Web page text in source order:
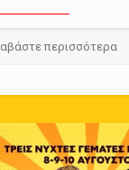
περισσότερα